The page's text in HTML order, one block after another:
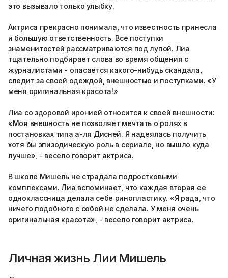
это вызывало только улыбку.
Актриса прекрасно понимала, что известность принесла
и большую ответственность. Все поступки
знаменитостей рассматриваются под лупой. Лиа
тщательно подбирает слова во время общения с
журналистами - опасается какого-нибудь скандала,
следит за своей одеждой, внешностью и поступками. «У
меня оригинальная красота!»
Лиа со здоровой иронией относится к своей внешности:
«Моя внешность не позволяет мечтать о ролях в
постановках типа а-ля Дисней. Я надеялась получить
хотя бы эпизодическую роль в сериале, но вышло куда
лучше», - весело говорит актриса.
В школе Мишель не страдала подростковыми
комплексами. Лиа вспоминает, что каждая вторая ее
одноклассница делала себе ринопластику. «Я рада, что
ничего подобного с собой не сделала. У меня очень
оригинальная красота», - весело говорит актриса.
Личная жизнь Лии Мишель